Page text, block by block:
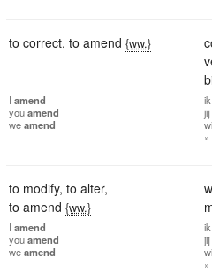
to correct, to amend {ww.}
I amend
youamend
weamend
ik
jij
to modify, to alter,
to amend {ww.}
I amend
youamend
weamend
ik
jij